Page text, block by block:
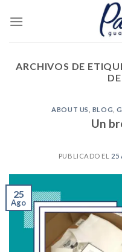
ARCHIVOS DE
ABOUT US BLOG ,
Un
PUBLICADO EL 25
25
Ago